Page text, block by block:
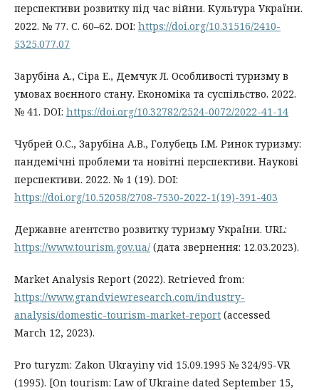
перспективи розвитку під час війни. Культура України.
2022. № 77. С. 60–62. DOI: https://doi.org/10.31516/2410-
5325.077.07
Зарубіна А., Сіра Е., Демчук Л. Особливості туризму в
умовах воєнного стану. Економіка та суспільство. 2022.
№ 41. DOI: https://doi.org/10.32782/2524-0072/2022-41-14
Чубрей О.С., Зарубіна А.В., Голубець І.М. Ринок туризму:
пандемічні проблеми та новітні перспективи. Наукові
перспективи. 2022. № 1 (19). DOI:
https://doi.org/10.52058/2708-7530-2022-1(19)-391-403
Державне агентство розвитку туризму України. URL:
https://www.tourism.gov.ua/ (дата звернення: 12.03.2023).
Market Analysis Report (2022). Retrieved from:
https://www.grandviewresearch.com/industry-
analysis/domestic-tourism-market-report (accessed
March 12, 2023).
Pro turyzm: Zakon Ukrayiny vid 15.09.1995 № 324/95-VR
(1995). [On tourism: Law of Ukraine dated September 15,